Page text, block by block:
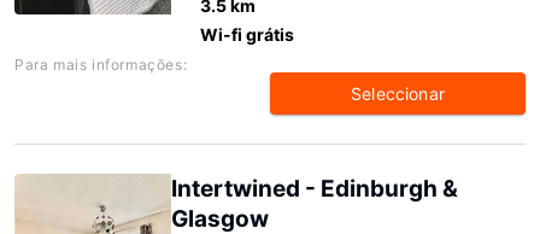
3.5 km
Wi-fi grátis
Para mais informações:
Seleccionar
Intertwined - Edinburgh &
Glasgow